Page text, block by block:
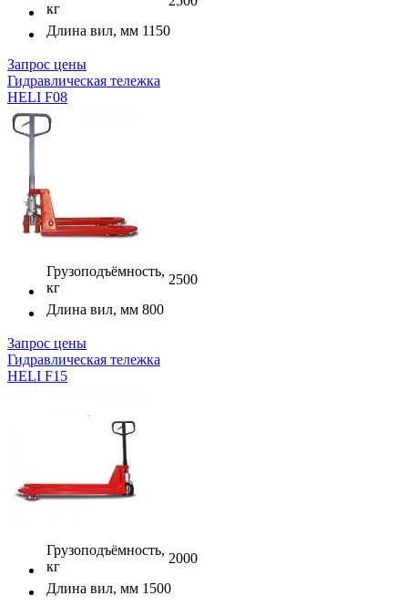
кг
Длина вил, мм 1150
Запрос цены
Гидравлическая тележка
HELI F08
Грузоподъёмность,
кг
2500
Длина вил, мм 800
Запрос цены
Гидравлическая тележка
HELI F15
Грузоподъёмность,
кг
2000
Длина вил, мм 1500